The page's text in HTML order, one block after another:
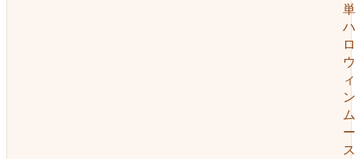
単
ハ
ロ
ウ
ィ
ン
ム
ー
ス